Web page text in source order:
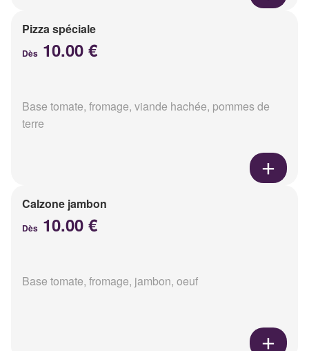
Pizza spéciale
Dès 10.00 €
Base tomate, fromage, viande hachée, pommes de
terre
Calzone jambon
Dès 10.00 €
Base tomate, fromage, jambon, oeuf